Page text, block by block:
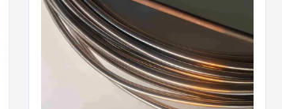
Yes MOQ: 100m Certificate: ISO